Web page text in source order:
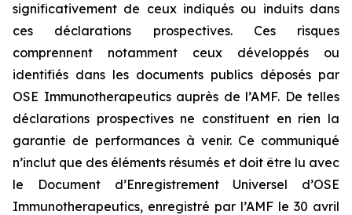
significativement de ceux indiqués ou induits dans
ces déclarations prospectives. Ces risques
comprennent notamment ceux développés ou
identifiés dans les documents publics déposés par
OSE Immunotherapeutics auprès de l’AMF. De telles
déclarations prospectives ne constituent en rien la
garantie de performances à venir. Ce communiqué
n’inclut que des éléments résumés et doit être lu avec
le Document d’Enregistrement Universel d’OSE
Immunotherapeutics, enregistré par l’AMF le 30 avril